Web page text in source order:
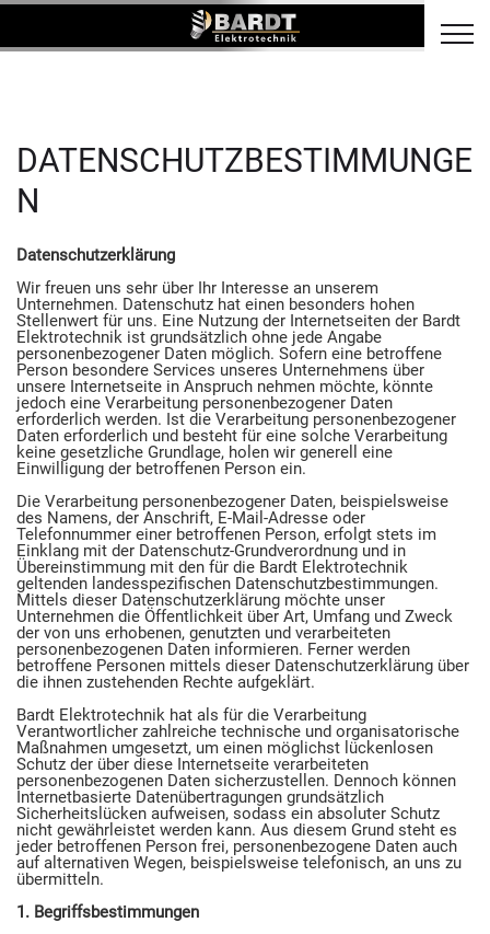
DATENSCHUTZBESTIMMUNGE
N
Datenschutzerklärung
Wir freuen uns sehr über Ihr Interesse an unserem
Unternehmen. Datenschutz hat einen besonders hohen
Stellenwert für uns. Eine Nutzung der Internetseiten der Bardt
Elektrotechnik ist grundsätzlich ohne jede Angabe
personenbezogener Daten möglich. Sofern eine betroffene
Person besondere Services unseres Unternehmens über
unsere Internetseite in Anspruch nehmen möchte, könnte
jedoch eine Verarbeitung personenbezogener Daten
erforderlich werden. Ist die Verarbeitung personenbezogener
Daten erforderlich und besteht für eine solche Verarbeitung
keine gesetzliche Grundlage, holen wir generell eine
Einwilligung der betroffenen Person ein.
Die Verarbeitung personenbezogener Daten, beispielsweise
des Namens, der Anschrift, E-Mail-Adresse oder
Telefonnummer einer betroffenen Person, erfolgt stets im
Einklang mit der Datenschutz-Grundverordnung und in
Übereinstimmung mit den für die Bardt Elektrotechnik
geltenden landesspezifischen Datenschutzbestimmungen.
Mittels dieser Datenschutzerklärung möchte unser
Unternehmen die Öffentlichkeit über Art, Umfang und Zweck
der von uns erhobenen, genutzten und verarbeiteten
personenbezogenen Daten informieren. Ferner werden
betroffene Personen mittels dieser Datenschutzerklärung über
die ihnen zustehenden Rechte aufgeklärt.
Bardt Elektrotechnik hat als für die Verarbeitung
Verantwortlicher zahlreiche technische und organisatorische
Maßnahmen umgesetzt, um einen möglichst lückenlosen
Schutz der über diese Internetseite verarbeiteten
personenbezogenen Daten sicherzustellen. Dennoch können
Internetbasierte Datenübertragungen grundsätzlich
Sicherheitslücken aufweisen, sodass ein absoluter Schutz
nicht gewährleistet werden kann. Aus diesem Grund steht es
jeder betroffenen Person frei, personenbezogene Daten auch
auf alternativen Wegen, beispielsweise telefonisch, an uns zu
übermitteln.
1. Begriffsbestimmungen